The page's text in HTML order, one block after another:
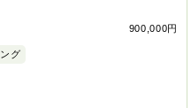
900,000円
グ